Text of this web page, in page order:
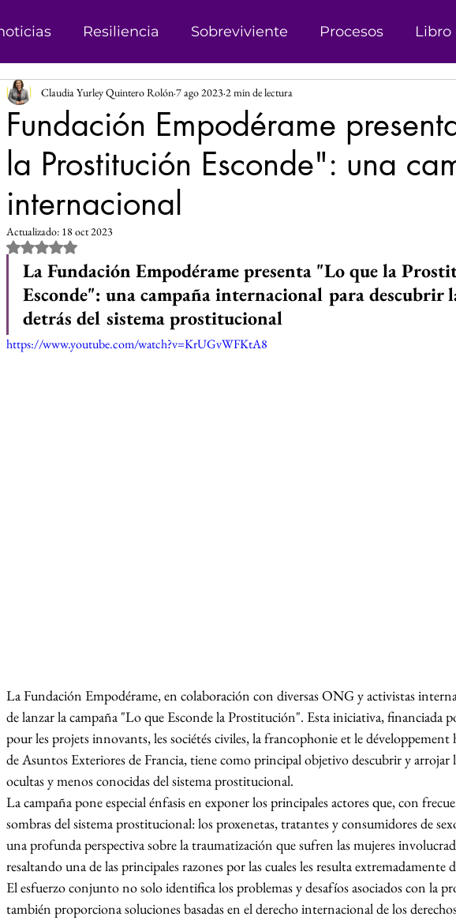
Resiliencia Sobreviviente Procesos Libro
Abolicionismo Campañas
Historias Justicia Matrimonio Infantil Genero
Violencia de Género
Voz propia Investigación Justicia Social
Digital Análisis Perspectiva de Género
Fundación Empodérame
la Prostitución Esconde": una
internacional
Claudia Yurley Quintero Rolón7 ago 2023 2 min de lectura
Actualizado: 18 oct 2023
Obtuvo NaN de 5 estrellas.
La Fundación Empodérame presenta "Lo que la
Esconde": una campaña internacional para descubrir
detrás del sistema prostitucional
https://www.youtube.com/watch?v=KrUGvWFKtA8
La Fundación Empodérame, en colaboración con diversas ONG y activistas
de lanzar la campaña "Lo que Esconde la Prostitución". Esta iniciativa, financiada
pour les projets innovants, les sociétés civiles, la francophonie et le
de Asuntos Exteriores de Francia, tiene como principal objetivo descubrir y arrojar
ocultas y menos conocidas del sistema prostitucional.
La campaña pone especial énfasis en exponer los principales actores que, con
sombras del sistema prostitucional: los proxenetas, tratantes y consumidores de
una profunda perspectiva sobre la traumatización que sufren las mujeres
resaltando una de las principales razones por las cuales les resulta extremadamente
El esfuerzo conjunto no solo identifica los problemas y desafíos asociados con la
también proporciona soluciones basadas en el derecho internacional de los